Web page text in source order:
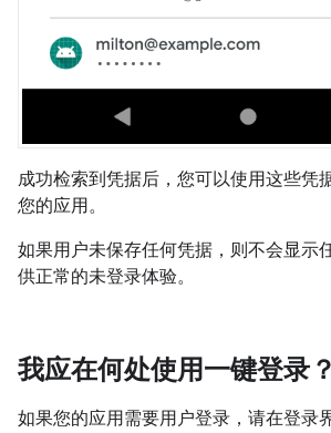
成功检索到凭据后，您可以使用这些凭
您的应用。
如果用户未保存任何凭据，则不会显示
供正常的未登录体验。
我应在何处使用一键登录？
如果您的应用需要用户登录，请在登录